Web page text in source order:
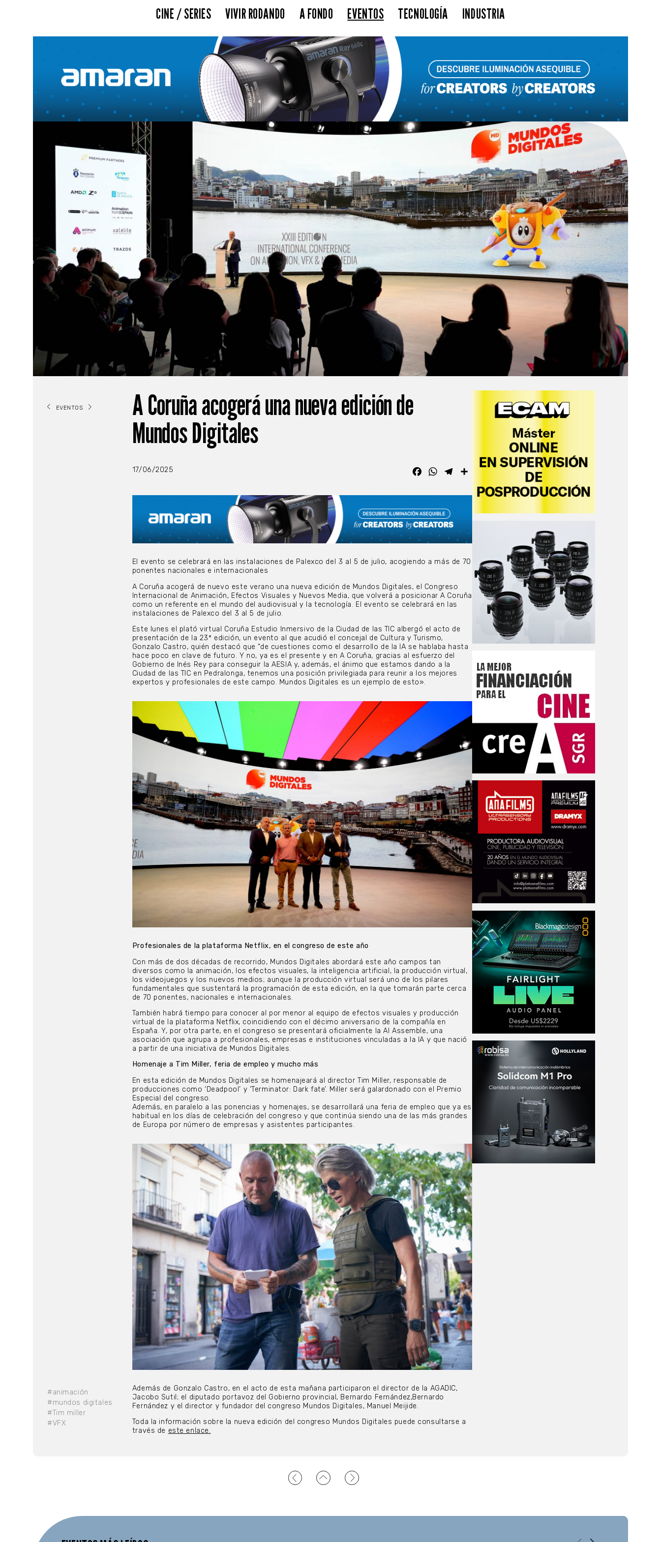
CINE / SERIES VIVIR RODANDO A FONDO EVENTOS TECNOLOGÍA INDUSTRIA
EVENTOS
#animación
#mundos digitales
#Tim miller
#VFX
A Coruña acogerá una nueva edición de
Mundos Digitales
17/06/2025 FacebookWhatsAppTelegram
El evento se celebrará en las instalaciones de Palexco del 3 al 5 de julio, acogiendo a más de 70
ponentes nacionales e internacionales
A Coruña acogerá de nuevo este verano una nueva edición de Mundos Digitales, el Congreso
Internacional de Animación, Efectos Visuales y Nuevos Media, que volverá a posicionar A Coruña
como un referente en el mundo del audiovisual y la tecnología. El evento se celebrará en las
instalaciones de Palexco del 3 al 5 de julio.
Este lunes el plató virtual Coruña Estudio Inmersivo de la Ciudad de las TIC albergó el acto de
presentación de la 23ª edición, un evento al que acudió el concejal de Cultura y Turismo,
Gonzalo Castro, quién destacó que “de cuestiones como el desarrollo de la IA se hablaba hasta
hace poco en clave de futuro. Y no, ya es el presente y en A Coruña, gracias al esfuerzo del
Gobierno de Inés Rey para conseguir la AESIA y, además, el ánimo que estamos dando a la
Ciudad de las TIC en Pedralonga, tenemos una posición privilegiada para reunir a los mejores
expertos y profesionales de este campo. Mundos Digitales es un ejemplo de esto».
Profesionales de la plataforma Netflix, en el congreso de este año
Con más de dos décadas de recorrido, Mundos Digitales abordará este año campos tan
diversos como la animación, los efectos visuales, la inteligencia artificial, la producción virtual,
los videojuegos y los nuevos medios; aunque la producción virtual será uno de los pilares
fundamentales que sustentará la programación de esta edición, en la que tomarán parte cerca
de 70 ponentes, nacionales e internacionales.
También habrá tiempo para conocer al por menor al equipo de efectos visuales y producción
virtual de la plataforma Netflix, coincidiendo con el décimo aniversario de la compañía en
España. Y, por otra parte, en el congreso se presentará oficialmente la AI Assemble, una
asociación que agrupa a profesionales, empresas e instituciones vinculadas a la IA y que nació
a partir de una iniciativa de Mundos Digitales.
Homenaje a Tim Miller, feria de empleo y mucho más
En esta edición de Mundos Digitales se homenajeará al director Tim Miller, responsable de
producciones como ‘Deadpool’ y ‘Terminator: Dark fate’. Miller será galardonado con el Premio
Especial del congreso.
Además, en paralelo a las ponencias y homenajes, se desarrollará una feria de empleo que ya es
habitual en los días de celebración del congreso y que continúa siendo una de las más grandes
de Europa por número de empresas y asistentes participantes.
Además de Gonzalo Castro, en el acto de esta mañana participaron el director de la AGADIC,
Jacobo Sutil; el diputado portavoz del Gobierno provincial, Bernardo Fernández,Bernardo
Fernández y el director y fundador del congreso Mundos Digitales, Manuel Meijide.
Toda la información sobre la nueva edición del congreso Mundos Digitales puede consultarse a
través de este enlace.